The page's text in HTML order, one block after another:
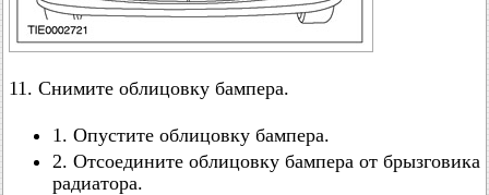
11. Снимите облицовку бампера.
1. Опустите облицовку бампера.
2. Отсоедините облицовку бампера от брызговика
радиатора.